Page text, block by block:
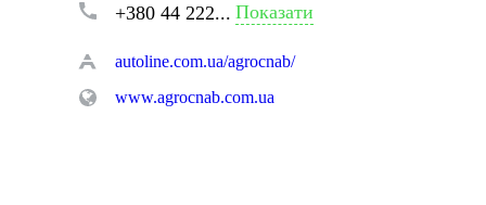
+380 44 222... Показати
autoline.com.ua/agrocnab/
www.agrocnab.com.ua